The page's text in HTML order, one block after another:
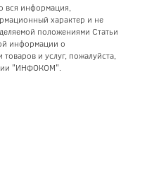
вся информация,
характер и не
положениями Статьи
информации о
товаров и услуг, пожалуйста,
"ИНФОКОМ".